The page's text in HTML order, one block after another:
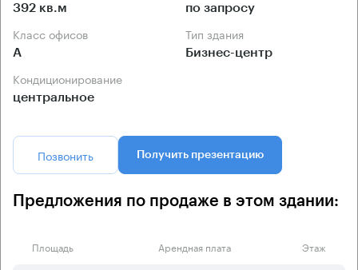
392 кв.м по запросу
Класс офисов
А
Тип здания
Бизнес-центр
Кондиционирование
центральное
Позвонить Получить презентацию
Предложения по продаже в этом здании:
Площадь Арендная плата Этаж